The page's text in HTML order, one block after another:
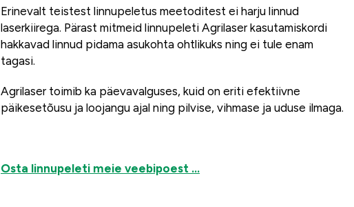
Erinevalt teistest linnupeletus meetoditest ei harju linnud
laserkiirega. Pärast mitmeid linnupeleti Agrilaser kasutamiskordi
hakkavad linnud pidama asukohta ohtlikuks ning ei tule enam
tagasi.
Agrilaser toimib ka päevavalguses, kuid on eriti efektiivne
päikesetõusu ja loojangu ajal ning pilvise, vihmase ja uduse ilmaga.
Osta linnupeleti meie veebipoest …